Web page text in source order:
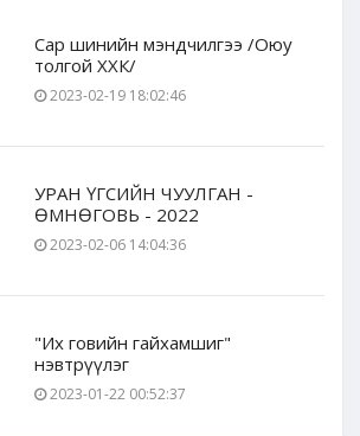
Сар шинийн мэндчилгээ /Оюу
толгой ХХК/
2023-02-19 18:02:46
УРАН ҮГСИЙН ЧУУЛГАН -
ӨМНӨГОВЬ - 2022
2023-02-06 14:04:36
"Их говийн гайхамшиг"
нэвтрүүлэг
2023-01-22 00:52:37